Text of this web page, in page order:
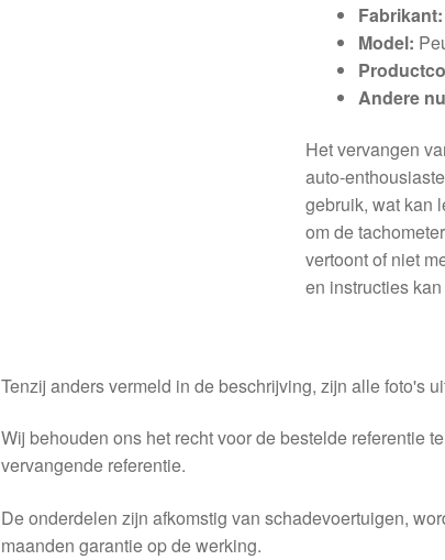
Fabrikant:
Model:
Andere
Het vervangen
auto-
gebruik, wat kan
om de
vertoont of niet
en instructies
Tenzij anders vermeld in de beschrijving, zijn alle foto's
Wij behouden ons het recht voor de bestelde referentie
vervangende referentie.
De onderdelen zijn afkomstig van schadevoertuigen,
maanden garantie op de werking.